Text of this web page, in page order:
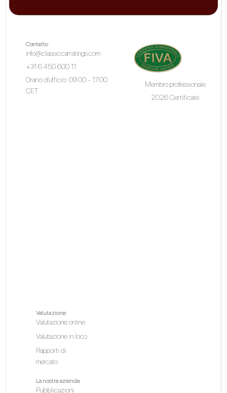
Contatto
info@classiccarratings.com
+31 6 450 600 11
Orario d'ufficio: 09:00 - 17:00
CET
Membro professionale
2026 Certificate
Valutazione
Valutazione online
Valutazione in loco
Rapporti di
mercato
La nostra azienda
Pubblicazioni